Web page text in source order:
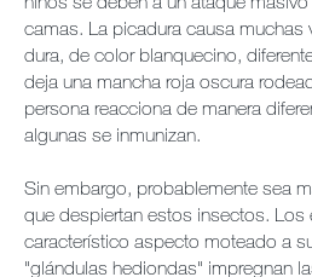
camas. La picadura causa muchas
dura, de color blanquecino,
deja una mancha roja oscura
persona reacciona de manera
algunas se inmunizan.
Sin embargo, probablemente sea
que despiertan estos insectos. Los
característico aspecto moteado a
"glándulas hediondas" impregnan